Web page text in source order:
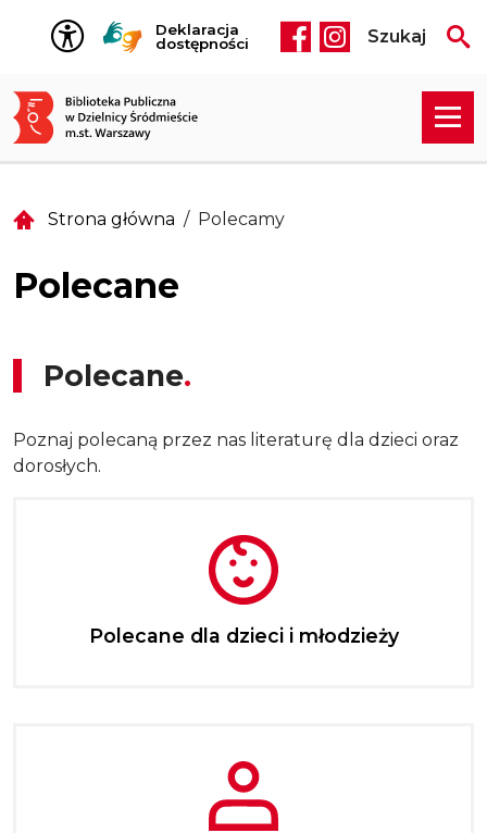
Przejdź do treści
Deklaracja
dostępności
Social media
Szukaj
Strona główna Polecamy
Polecane
Polecane
Poznaj polecaną przez nas literaturę dla dzieci oraz
dorosłych.
Polecane dla dzieci i młodzieży